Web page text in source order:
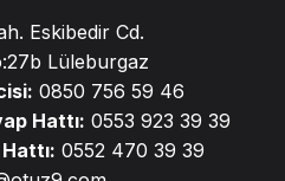
Eskibedir Cd.
Lüleburgaz
0850 756 59 46
Hattı: 0553 923 39 39
0552 470 39 39